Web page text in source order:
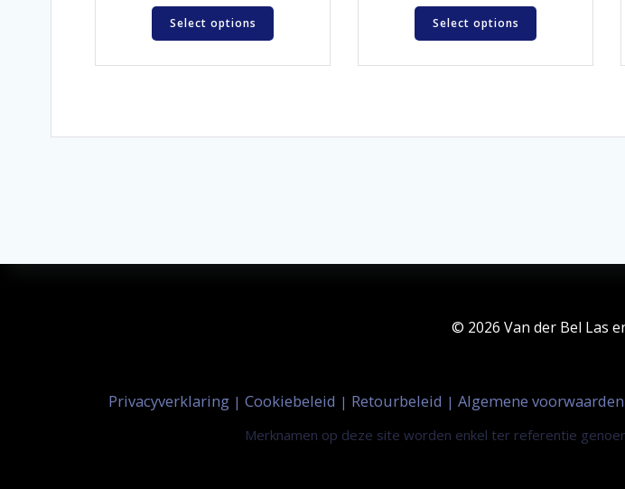
Select options Select options
© 2026 Van der Bel Las
Privacyverklaring | Cookiebeleid | Retourbeleid | Algemene
Merknamen op deze site worden enkel ter referentie